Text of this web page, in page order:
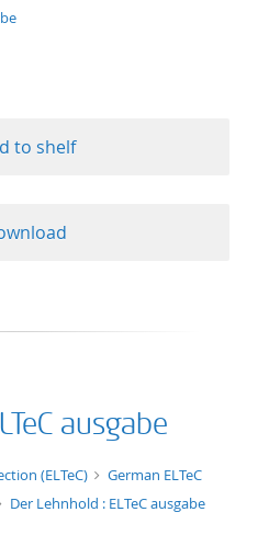
to shelf
ausgabe
(ELTeC)
German ELTeC
Der Lehnhold : ELTeC ausgabe